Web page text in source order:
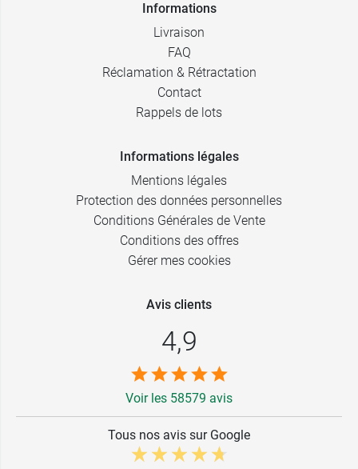
Informations
Livraison
FAQ
Réclamation & Rétractation
Contact
Rappels de lots
Informations légales
Mentions légales
Protection des données personnelles
Conditions Générales de Vente
Conditions des offres
Gérer mes cookies
Avis clients
4,9
Voir les 58579 avis
Tous nos avis sur Google